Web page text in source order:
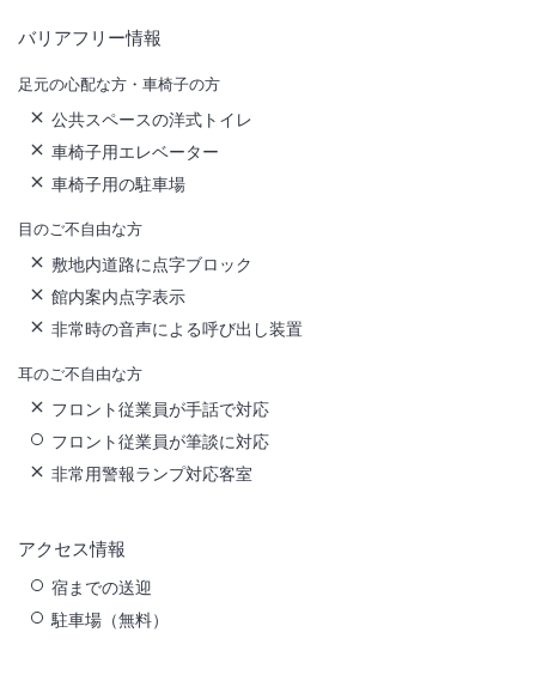
バリアフリー情報
足元の心配な方・車椅子の方
公共スペースの洋式トイレ
車椅子用エレベーター
車椅子用の駐車場
目のご不自由な方
敷地内道路に点字ブロック
館内案内点字表示
非常時の音声による呼び出し装置
耳のご不自由な方
フロント従業員が手話で対応
フロント従業員が筆談に対応
非常用警報ランプ対応客室
アクセス情報
宿までの送迎
駐車場（無料）